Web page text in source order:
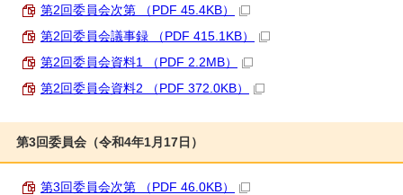
第2回委員会次第 （PDF 45.4KB）
第2回委員会議事録 （PDF 415.1KB）
第2回委員会資料1 （PDF 2.2MB）
第2回委員会資料2 （PDF 372.0KB）
第3回委員会（令和4年1月17日）
第3回委員会次第 （PDF 46.0KB）